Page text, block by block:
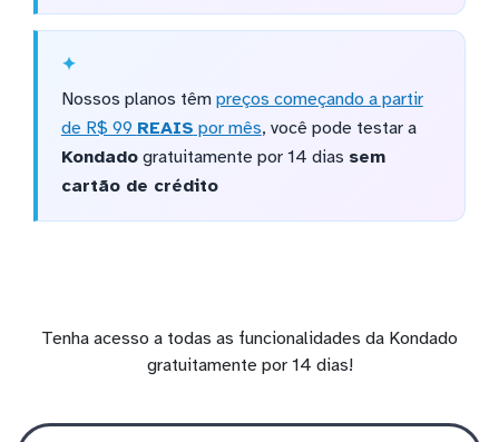
Nossos planos têm preços começando a partir
de R$ 99 REAIS por mês, você pode testar a
Kondadogratuitamente por 14 dias sem
cartão de crédito
Tenha acesso a todas as funcionalidades da Kondado
gratuitamente por 14 dias!